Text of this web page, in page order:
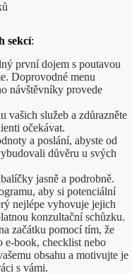
sekcí:
první dojem s poutavou
Doprovodné menu
návštěvníky provede
vašich služeb a zdůrazněte
očekávat.
a poslání, abyste od
důvěru u svých
jasně a podrobně.
aby si potenciální
nejlépe vyhovuje jejich
konzultační schůzku.
začátku pomocí tím, že
e-book, checklist nebo
obsahu a motivujte je
s vámi.